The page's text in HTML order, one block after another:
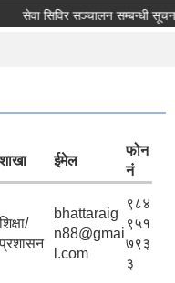
सेवा सिविर सञ्चालन सम्बन्धी सूचना
शाखा ईमेल
फोन
नं
शिक्षा/
प्रशासन
bhattaraig
n88@gmai
l.com
९८४
९५१
७९३
३